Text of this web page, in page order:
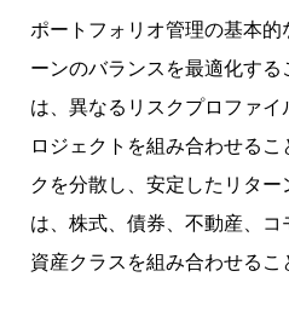
ポートフォリオ管理の基本
ーンのバランスを最適化す
は、異なるリスクプロファ
ロジェクトを組み合わせる
クを分散し、安定したリタ
は、株式、債券、不動産、
資産クラスを組み合わせるこ